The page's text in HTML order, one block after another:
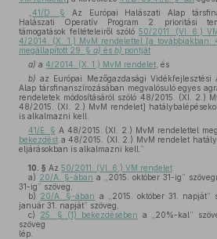
41/D. § Az Európai Halászati Alap
Halászati Operatív Program 2. prioritási
támogatások feltételeiről szóló 50/2011. (VI. 6.)
4/2014. (X. 1.) MvM rendelettel [a továbbiakban:
megállapított 29. § a) és b) pontját
a) a 4/2014. (X. 1.) MvM rendelet , és
b) az Európai Mezőgazdasági
Alap társfinanszírozásában megvalósuló egyes
rendeletek módosításáról szóló 48/2015. (XI. 2.)
48/2015. (XI. 2.) MvM rendelet]
is alkalmazni kell.
41/E. § A 48/2015. (XI. 2.) MvM rendelettel
bekezdést a 48/2015. (XI. 2.) MvM rendelet
eljárásokban is alkalmazni kell.”
10. § Az 50/2011. (VI. 6.) VM rendelet
a) 20/A. §-ában a „2015. október 31-ig”
31-ig” szöveg,
b) 20/A. §-ában a „2015. október 31. napját”
január 31. napját” szöveg,
c)
25. § (1) bekezdésében a „20%-kal”
szöveg
lép.